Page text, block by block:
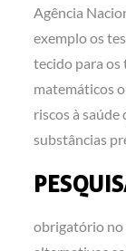
Agência
exemplo os
tecido para os
matemáticos
riscos à saúde
substâncias
obrigatório no